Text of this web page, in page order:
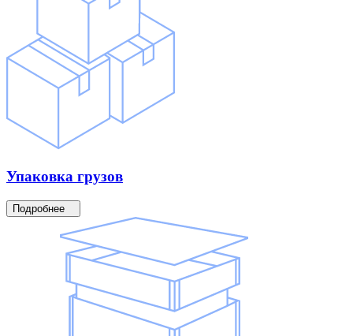
Упаковка грузов
Подробнее